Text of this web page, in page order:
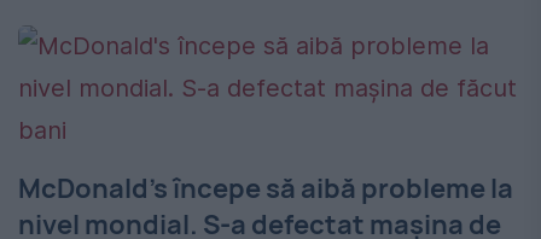
McDonald's începe să aibă probleme la
nivel mondial. S-a defectat mașina de